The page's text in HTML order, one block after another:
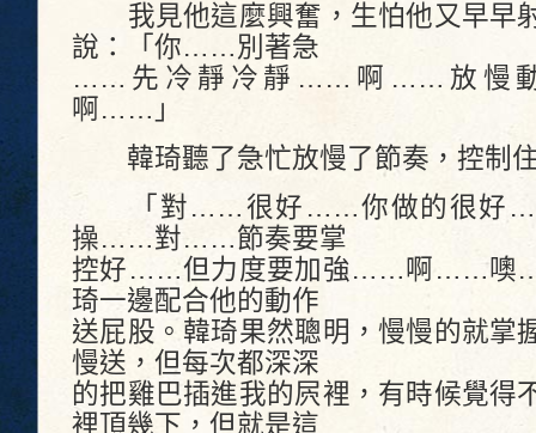
我見他這麼興奮，生怕他又早早
說：「你……別著急
……先冷靜冷靜……啊……放慢
啊……」
韓琦聽了急忙放慢了節奏，控制
「對……很好……你做的很好
操……對……節奏要掌
控好……但力度要加強……啊……噢
琦一邊配合他的動作
送屁股。韓琦果然聰明，慢慢的就掌
慢送，但每次都深深
的把雞巴插進我的屄裡，有時候覺得
裡頂幾下，但就是這